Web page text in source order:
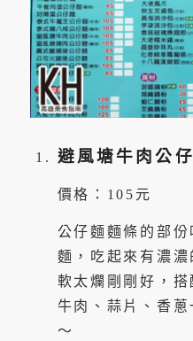
避風塘牛肉公
價格：105元
公仔麵麵條的部
麵，吃起來有濃
軟太爛剛剛好，
牛肉、蒜片、香
～